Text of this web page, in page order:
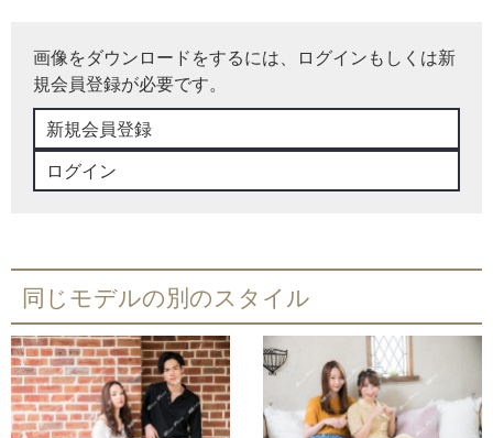
画像をダウンロードをするには、ログインもしくは新
規会員登録が必要です。
新規会員登録
ログイン
同じモデルの別のスタイル